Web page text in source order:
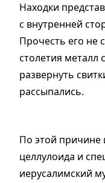
Находки
с внутренней
Прочесть его не
столетия металл
развернуть
рассыпались.
По этой причине
целлулоида и
иерусалимский